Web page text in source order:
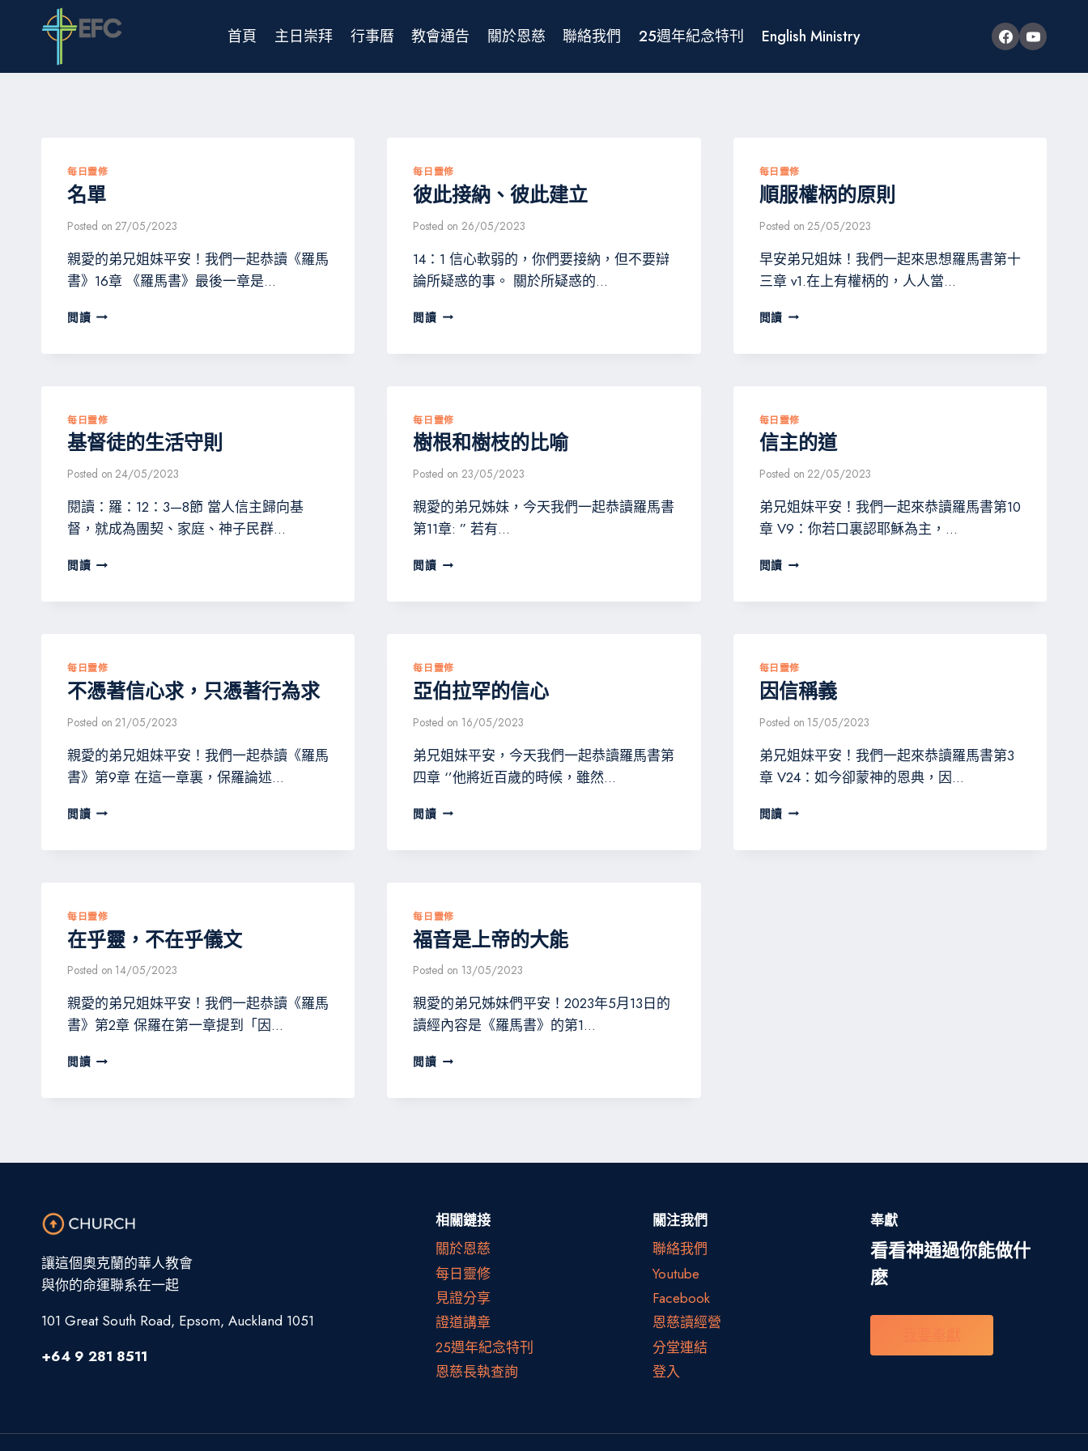
首頁 主日崇拜 行事曆 教會通告 關於恩慈 聯絡我們 25週年紀念特刊 English Ministry
每日靈修
名單
Posted on 27/05/2023
親愛的弟兄姐妹平安！我們一起恭讀《羅馬
書》16章 《羅馬書》最後一章是…
閲讀名
每日靈修
彼此接納、彼此建立
Posted on 26/05/2023
14：1 信心軟弱的，你們要接納，但不要辯
論所疑惑的事。 關於所疑惑的…
閲讀彼
建
立
每日靈修
順服權柄的原則
Posted on 25/05/2023
早安弟兄姐妹！我們一起來思想羅馬書第十
三章 v1.在上有權柄的，人人當…
閲讀 順
則
每日靈修
基督徒的生活守則
Posted on 24/05/2023
閱讀：羅：12：3—8節 當人信主歸向基
督，就成為團契、家庭、神子民群…
閲讀基
守
則
每日靈修
樹根和樹枝的比喻
Posted on 23/05/2023
親愛的弟兄姊妹，今天我們一起恭讀羅馬書
第11章: ” 若有…
閲讀樹
比
喻
每日靈修
信主的道
Posted on 22/05/2023
弟兄姐妹平安！我們一起來恭讀羅馬書第10
章 V9：你若口裏認耶穌為主，…
閲讀 信
每日靈修
不憑著信心求，只憑著行為求
Posted on 21/05/2023
親愛的弟兄姐妹平安！我們一起恭讀《羅馬
書》第9章 在這一章裏，保羅論述…
閲讀不
只
憑
著
行
為
求
每日靈修
亞伯拉罕的信心
Posted on 16/05/2023
弟兄姐妹平安，今天我們一起恭讀羅馬書第
四章 ‘’他將近百歲的時候，雖然…
閲讀亞
心
每日靈修
因信稱義
Posted on 15/05/2023
弟兄姐妹平安！我們一起來恭讀羅馬書第3
章 V24：如今卻蒙神的恩典，因…
閲讀 因
每日靈修
在乎靈，不在乎儀文
Posted on 14/05/2023
親愛的弟兄姐妹平安！我們一起恭讀《羅馬
書》第2章 保羅在第一章提到「因…
閲讀在
儀
每日靈修
福音是上帝的大能
Posted on 13/05/2023
親愛的弟兄姊妹們平安！2023年5月13日的
讀經內容是《羅馬書》的第1…
閲讀福
大
讓這個奧克蘭的華人教會
與你的命運聯系在一起
101 Great South Road, Epsom, Auckland 1051
+64 9 281 8511
相關鏈接
關於恩慈
每日靈修
見證分享
證道講章
25週年紀念特刊
恩慈長執查詢
關注我們
聯絡我們
Youtube
Facebook
恩慈讀經營
分堂連結
登入
奉獻
看看神通過你能做什
麽